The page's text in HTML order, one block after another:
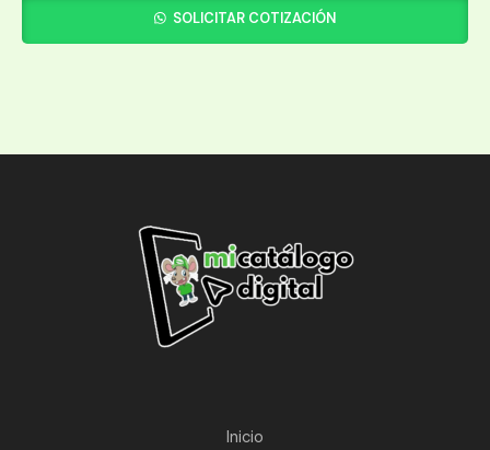
SOLICITAR COTIZACIÓN
Inicio